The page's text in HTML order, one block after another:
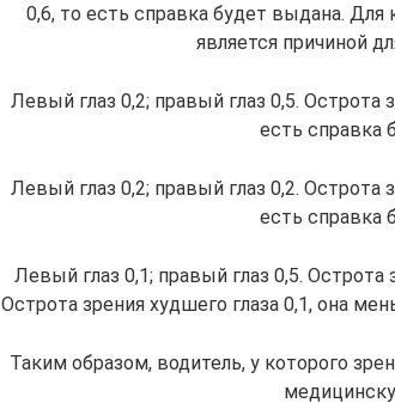
0,6, то есть справка будет выдана. Для
является причиной
Левый глаз 0,2; правый глаз 0,5. Острота
есть справка
Левый глаз 0,2; правый глаз 0,2. Острота
есть справка
Левый глаз 0,1; правый глаз 0,5. Острота
Острота зрения худшего глаза 0,1, она
Таким образом, водитель, у которого